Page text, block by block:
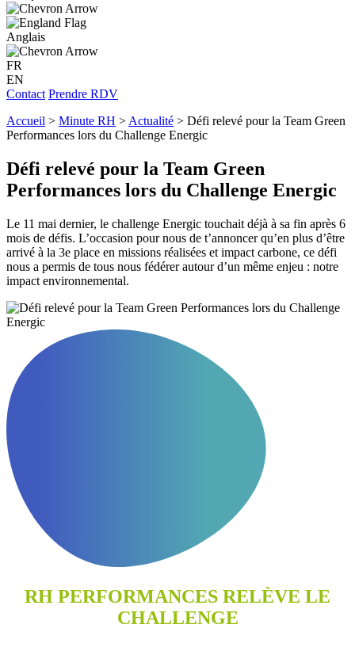
Anglais
FR
EN
Contact Prendre RDV
Accueil > Minute RH > Actualité > Défi relevé pour la Team Green
Performances lors du Challenge Energic
Défi relevé pour la Team Green
Performances lors du Challenge Energic
Le 11 mai dernier, le challenge Energic touchait déjà à sa fin après 6
mois de défis. L’occasion pour nous de t’annoncer qu’en plus d’être
arrivé à la 3e place en missions réalisées et impact carbone, ce défi
nous a permis de tous nous fédérer autour d’un même enjeu : notre
impact environnemental.
RH PERFORMANCES RELÈVE LE
CHALLENGE